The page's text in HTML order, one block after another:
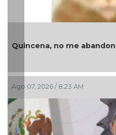
Quincena, no me
Ago 07, 2026 / 8:23 AM